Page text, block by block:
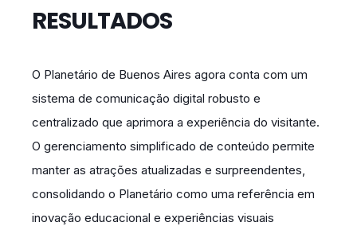
RESULTADOS
O Planetário de Buenos Aires agora conta com um
sistema de comunicação digital robusto e
centralizado que aprimora a experiência do visitante.
O gerenciamento simplificado de conteúdo permite
manter as atrações atualizadas e surpreendentes,
consolidando o Planetário como uma referência em
inovação educacional e experiências visuais